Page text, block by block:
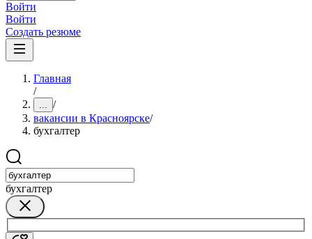
Войти
Войти
Создать резюме
Главная
/
... /
вакансии в Красноярске/
бухгалтер
бухгалтер